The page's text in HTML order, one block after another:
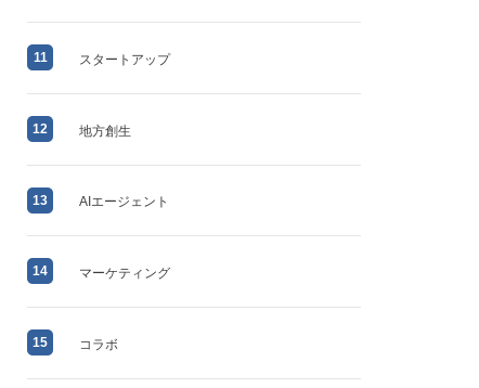
11 スタートアップ
12 地方創生
13 AIエージェント
14 マーケティング
15 コラボ